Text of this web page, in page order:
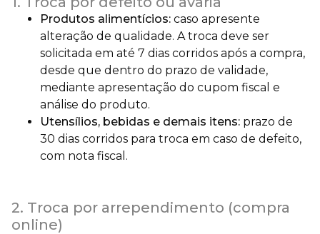
Produtos alimentícios: caso apresente
alteração de qualidade. A troca deve ser
solicitada em até 7 dias corridos após a compra,
desde que dentro do prazo de validade,
mediante apresentação do cupom fiscal e
análise do produto.
Utensílios, bebidas e demais itens: prazo de
30 dias corridos para troca em caso de defeito,
com nota fiscal.
2. Troca por arrependimento (compra
online)